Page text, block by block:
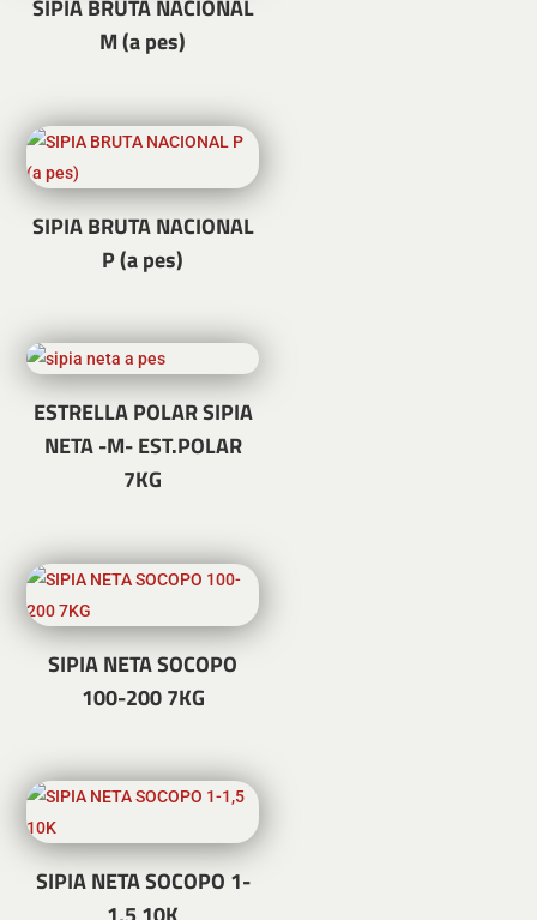
SIPIA BRUTA NACIONAL
M (a pes)
SIPIA BRUTA NACIONAL
P (a pes)
ESTRELLA POLAR SIPIA
NETA -M- EST.POLAR
7KG
SIPIA NETA SOCOPO
100-200 7KG
SIPIA NETA SOCOPO 1-